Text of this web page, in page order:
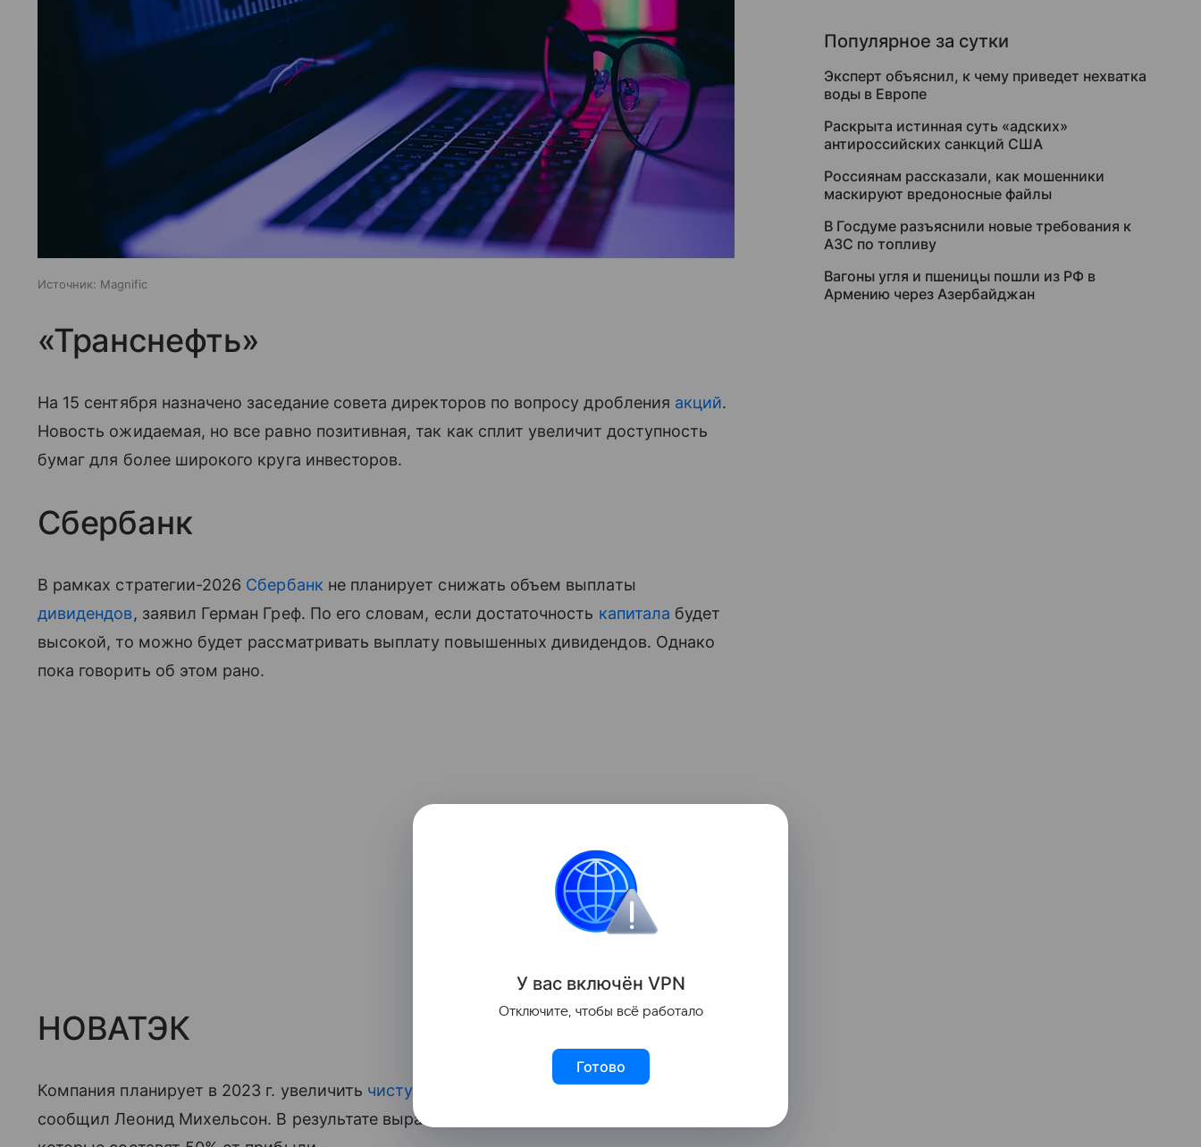
Источник: Magnific
«Транснефть»
На 15 сентября назначено заседание совета директоров по вопросу дробления акций.
Новость ожидаемая, но все равно позитивная, так как сплит увеличит доступность
бумаг для более широкого круга инвесторов.
Сбербанк
В рамках стратегии-2026 Сбербанк не планирует снижать объем выплаты
дивидендов, заявил Герман Греф. По его словам, если достаточность капитала будет
высокой, то можно будет рассматривать выплату повышенных дивидендов. Однако
пока говорить об этом рано.
НОВАТЭК
Компания планирует в 2023 г. увеличить чистую прибыль
и выручку на 25% к 2021 г.
сообщил Леонид Михельсон. В результате вырастет и объем дивидендных выплат,
Популярное за сутки
Эксперт объяснил, к чему приведет нехватка
воды в Европе
Раскрыта истинная суть «адских»
антироссийских санкций США
Россиянам рассказали, как мошенники
маскируют вредоносные файлы
В Госдуме разъяснили новые требования к
АЗС по топливу
Вагоны угля и пшеницы пошли из РФ в
Армению через Азербайджан
У вас включён VPN
Отключите, чтобы всё работало
Готово